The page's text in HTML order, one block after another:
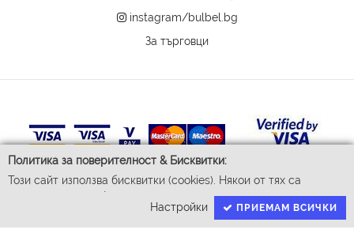
Политика за поверителност & Бисквитки:
Този сайт използва бисквитки (cookies). Някои от тях са
задължителни за функционирането му, докато други ни
помагат да подобрим Вашето преживяване. За да доставим
успешно Вашите покупки ние събираме и обработваме
Настройки ПРИЕМАМ ВСИЧКИ
instagram/bulbel.bg
За търговци
© 2026 Бул-Бел ЕООД
Всички права запазени